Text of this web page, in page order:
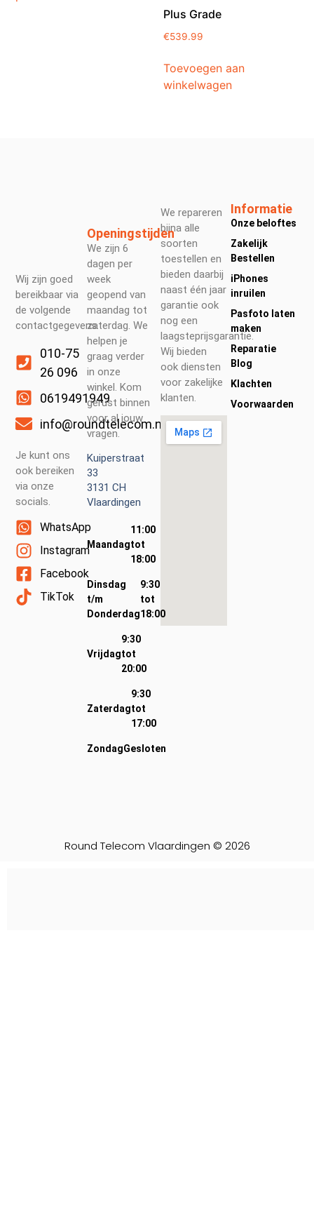
Plus Grade
€539.99
Toevoegen aan
winkelwagen
Wij zijn goed
bereikbaar via
de volgende
contactgegevens.
010-75
26 096
0619491949
info@roundtelecom.nl
Je kunt ons
ook bereiken
via onze
socials.
WhatsApp
Instagram
Facebook
TikTok
We repareren
bijna alle
soorten
toestellen en
bieden daarbij
naast één jaar
garantie ook
nog een
laagsteprijsgarantie.
Wij bieden
ook diensten
voor zakelijke
klanten.
Openingstijden
We zijn 6
dagen per
week
geopend van
maandag tot
zaterdag. We
helpen je
graag verder
in onze
winkel. Kom
gerust binnen
voor al jouw
vragen.
Kuiperstraat
33
3131 CH
Vlaardingen
Maandag
11:00
tot
18:00
Dinsdag
t/m
Donderdag
9:30
tot
18:00
Vrijdag
9:30
tot
20:00
Zaterdag
9:30
tot
17:00
ZondagGesloten
Informatie
Onze beloftes
Zakelijk
Bestellen
iPhones
inruilen
Pasfoto laten
maken
Reparatie
Blog
Klachten
Voorwaarden
Round Telecom Vlaardingen © 2026